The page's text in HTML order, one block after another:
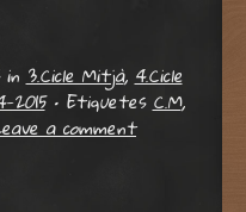
in3.Cicle Mitjà,4.Cicle
2015 • EtiquetesC.M,
a comment